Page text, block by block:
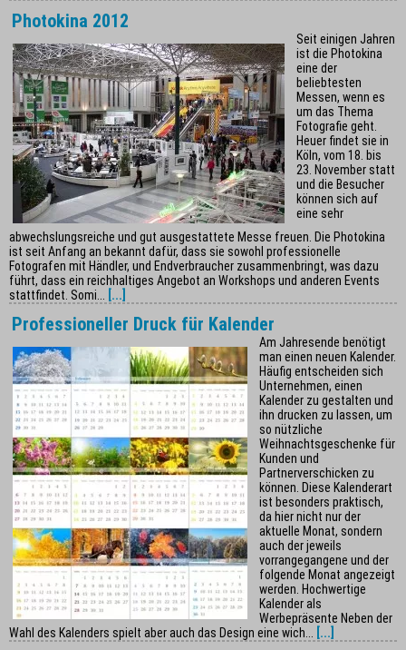
Photokina 2012
Seit einigen Jahren
ist die Photokina
eine der
beliebtesten
Messen, wenn es
um das Thema
Fotografie geht.
Heuer findet sie in
Köln, vom 18. bis
23. November statt
und die Besucher
können sich auf
eine sehr
abwechslungsreiche und gut ausgestattete Messe freuen. Die Photokina
ist seit Anfang an bekannt dafür, dass sie sowohl professionelle
Fotografen mit Händler, und Endverbraucher zusammenbringt, was dazu
führt, dass ein reichhaltiges Angebot an Workshops und anderen Events
stattfindet. Somi...
[...]
Professioneller Druck für Kalender
Am Jahresende benötigt
man einen neuen Kalender.
Häufig entscheiden sich
Unternehmen, einen
Kalender zu gestalten und
ihn drucken zu lassen, um
so nützliche
Weihnachtsgeschenke für
Kunden und
Partnerverschicken zu
können. Diese Kalenderart
ist besonders praktisch,
da hier nicht nur der
aktuelle Monat, sondern
auch der jeweils
vorrangegangene und der
folgende Monat angezeigt
werden. Hochwertige
Kalender als
Werbepräsente Neben der
Wahl des Kalenders spielt aber auch das Design eine wich...
[...]